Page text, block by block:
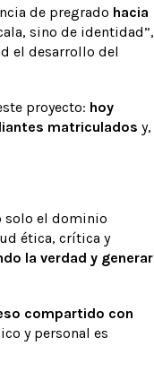
de pregrado hacia
sino de identidad”,
el desarrollo del
proyecto: hoy
matriculados y,
solo el dominio
ética, crítica y
la verdad y generar
compartido con
y personal es